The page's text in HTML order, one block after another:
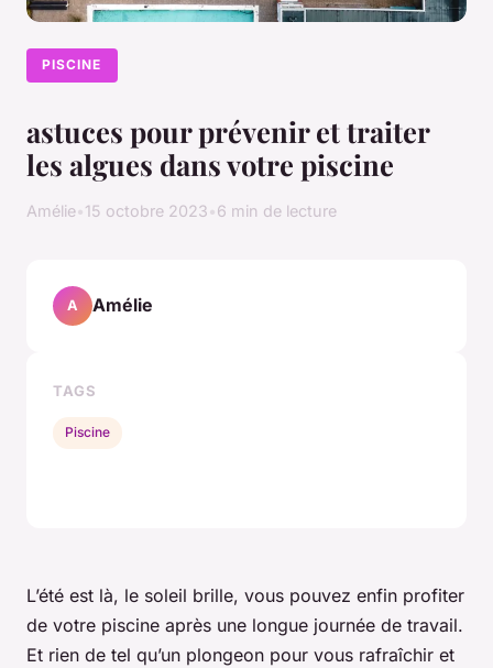
PISCINE
astuces pour prévenir et traiter
les algues dans votre piscine
Amélie•15 octobre 2023•6 min de lecture
L’été est là, le soleil brille, vous pouvez enfin profiter
de votre piscine après une longue journée de travail.
Et rien de tel qu’un plongeon pour vous rafraîchir et
A Amélie
TAGS
Piscine